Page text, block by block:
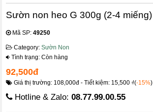
Sườn non heo G 300g (2-4 miếng)
Mã SP:49250
Category:Sườn Non
Tình trạng: Còn hàng
92,500đ
Giá thị trường: 108,000đ - Tiết kiệm: 15,500 ₫(-15%)
Hotline & Zalo:08.77.99.00.55